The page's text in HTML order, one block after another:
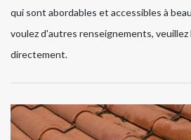
qui sont abordables et accessibles à
voulez d'autres renseignements,
directement.